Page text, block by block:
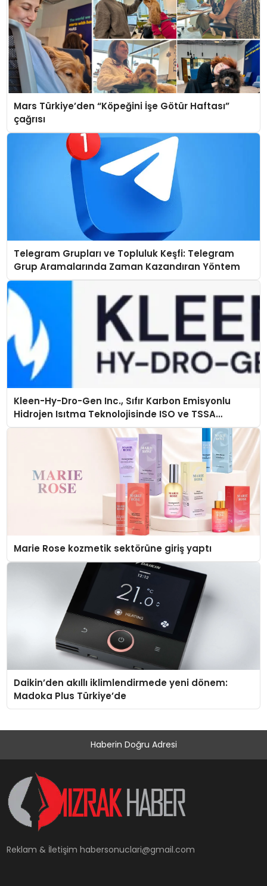
Mars Türkiye’den “Köpeğini İşe Götür Haftası”
çağrısı
Telegram Grupları ve Topluluk Keşfi: Telegram
Grup Aramalarında Zaman Kazandıran Yöntem
Kleen-Hy-Dro-Gen Inc., Sıfır Karbon Emisyonlu
Hidrojen Isıtma Teknolojisinde ISO ve TSSA
Düzenleyici Onaylarını Aldı
Marie Rose kozmetik sektörüne giriş yaptı
Daikin’den akıllı iklimlendirmede yeni dönem:
Madoka Plus Türkiye’de
Haberin Doğru Adresi
Reklam & İletişimhabersonuclari@gmail.com